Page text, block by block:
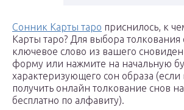
Сонник Карты таро приснилось, к
Карты таро? Для выбора толкования
ключевое слово из вашего
форму или нажмите на начальную
характеризующего сон образа (если
получить онлайн толкование снов
бесплатно по алфавиту).